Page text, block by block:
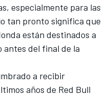
especialmente para las
tan pronto significa que
están destinados a
antes del final de la
a recibir
años de Red Bull